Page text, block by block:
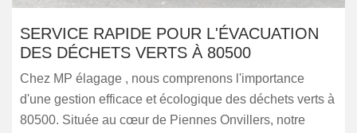
SERVICE RAPIDE POUR L'ÉVACUATION
DES DÉCHETS VERTS À 80500
Chez MP élagage , nous comprenons l'importance
d'une gestion efficace et écologique des déchets verts à
80500. Située au cœur de Piennes Onvillers, notre